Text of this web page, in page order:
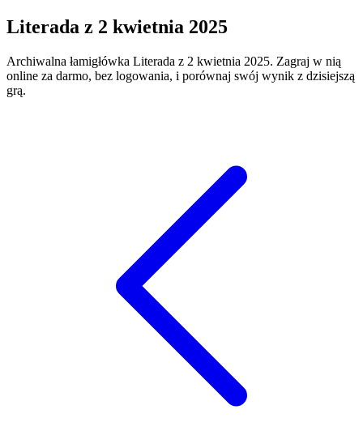
Literada z 2 kwietnia 2025
Archiwalna łamigłówka Literada z 2 kwietnia 2025. Zagraj w nią
online za darmo, bez logowania, i porównaj swój wynik z dzisiejszą
grą.